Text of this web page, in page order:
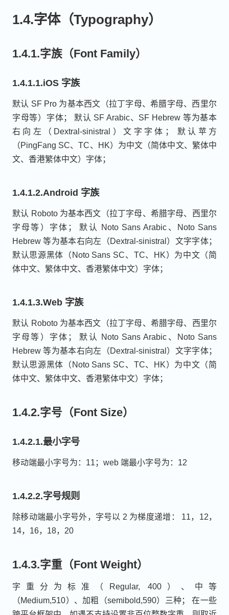
1.4.字体（Typography）
1.4.1.字族（Font Family）
1.4.1.1.iOS 字族
默认 SF Pro 为基本西文（拉丁字母、希腊字母、西里尔
字母等）字体； 默认 SF Arabic、SF Hebrew 等为基本
右向左（Dextral-sinistral）文字字体； 默认苹方
（PingFang SC、TC、HK）为中文（简体中文、繁体中
文、香港繁体中文）字体；
1.4.1.2.Android 字族
默认 Roboto 为基本西文（拉丁字母、希腊字母、西里尔
字母等）字体； 默认 Noto Sans Arabic、Noto Sans
Hebrew 等为基本右向左（Dextral-sinistral）文字字体；
默认思源黑体（Noto Sans SC、TC、HK）为中文（简
体中文、繁体中文、香港繁体中文）字体；
1.4.1.3.Web 字族
默认 Roboto 为基本西文（拉丁字母、希腊字母、西里尔
字母等）字体； 默认 Noto Sans Arabic、Noto Sans
Hebrew 等为基本右向左（Dextral-sinistral）文字字体；
默认思源黑体（Noto Sans SC、TC、HK）为中文（简
体中文、繁体中文、香港繁体中文）字体；
1.4.2.字号（Font Size）
1.4.2.1.最小字号
移动端最小字号为：11；web 端最小字号为：12
1.4.2.2.字号规则
除移动端最小字号外，字号以 2 为梯度递增： 11，12，
14，16，18，20
1.4.3.字重（Font Weight）
字重分为标准（Regular, 400）、中等
（Medium,510）、加粗（semibold,590）三种； 在一些